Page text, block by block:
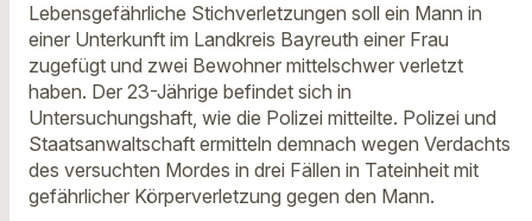
Lebensgefährliche Stichverletzungen soll ein Mann in
einer Unterkunft im Landkreis Bayreuth einer Frau
zugefügt und zwei Bewohner mittelschwer verletzt
haben. Der 23-Jährige befindet sich in
Untersuchungshaft, wie die Polizei mitteilte. Polizei und
Staatsanwaltschaft ermitteln demnach wegen Verdachts
des versuchten Mordes in drei Fällen in Tateinheit mit
gefährlicher Körperverletzung gegen den Mann.